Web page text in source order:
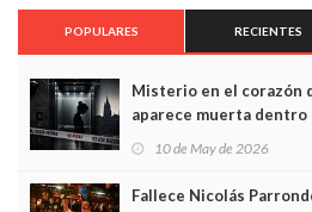
POPULARES RECIENTES
Misterio en el corazón
aparece muerta dentro
10 de May de 2026
Fallece Nicolás